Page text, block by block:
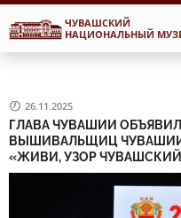
Перейти
к
Перейти
к
ЧУВАШСКИЙ
НАЦИОНАЛЬНЫЙ
26.11.2025
ГЛАВА ЧУВАШИИ
ВЫШИВАЛЬЩИЦ
«ЖИВИ, УЗОР